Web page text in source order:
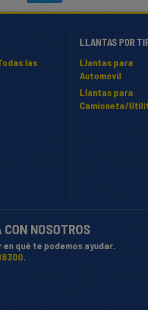
las
LLANTAS POR
Llantas para
Automóvil
Llantas para
Camioneta/
NOSOTROS
en qué te podemos ayudar.
.